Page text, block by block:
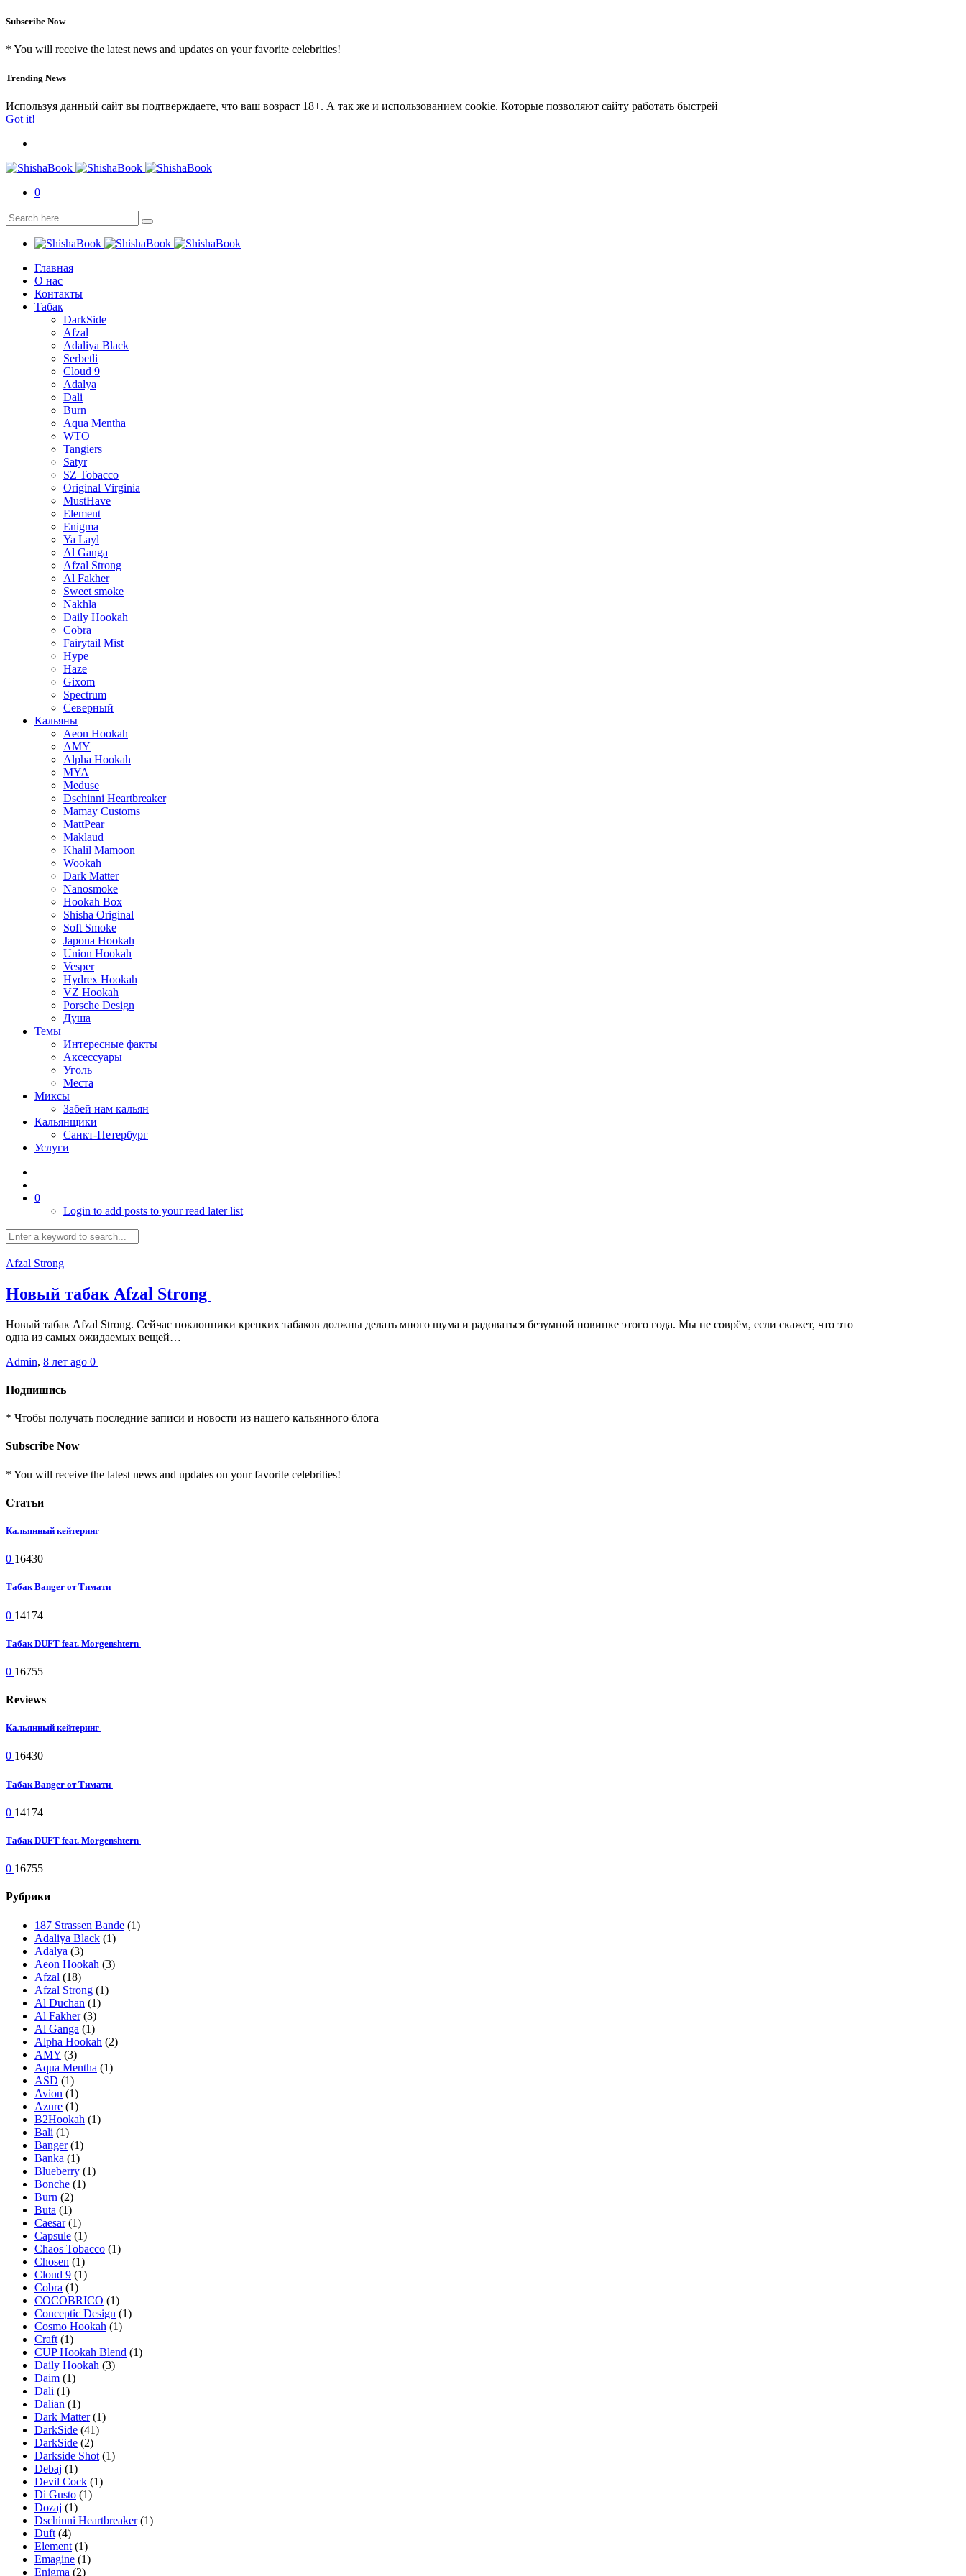
Subscribe Now
* You will receive the latest news and updates on your favorite celebrities!
Trending News
Используя данный сайт вы подтверждаете, что ваш возраст 18+. А так же и использованием cookie. Которые позволяют сайту работать быстрей
Got it!
0
Главная
О нас
Контакты
Табак
DarkSide
Afzal
Adaliya Black
Serbetli
Cloud 9
Adalya
Dali
Burn
Aqua Mentha
WTO
Tangiers
Satyr
SZ Tobacco
Original Virginia
MustHave
Element
Enigma
Ya Layl
Al Ganga
Afzal Strong
Al Fakher
Sweet smoke
Nakhla
Daily Hookah
Cobra
Fairytail Mist
Hype
Haze
Gixom
Spectrum
Северный
Кальяны
Aeon Hookah
AMY
Alpha Hookah
MYA
Meduse
Dschinni Heartbreaker
Mamay Customs
MattPear
Maklaud
Khalil Mamoon
Wookah
Dark Matter
Nanosmoke
Hookah Box
Shisha Original
Soft Smoke
Japona Hookah
Union Hookah
Vesper
Hydrex Hookah
VZ Hookah
Porsche Design
Душа
Темы
Интересные факты
Аксессуары
Уголь
Места
Миксы
Забей нам кальян
Кальянщики
Санкт-Петербург
Услуги
0
Login to add posts to your read later list
Afzal Strong
Новый табак Afzal Strong
Новый табак Afzal Strong. Сейчас поклонники крепких табаков должны делать много шума и радоваться безумной новинке этого года. Мы не соврём, если скажет, что это
одна из самых ожидаемых вещей…
Admin, 8 лет ago 0
Подпишись
* Чтобы получать последние записи и новости из нашего кальянного блога
Subscribe Now
* You will receive the latest news and updates on your favorite celebrities!
Статьи
Кальянный кейтеринг
0 16430
Табак Banger от Тимати
0 14174
Табак DUFT feat. Morgenshtern
0 16755
Reviews
Кальянный кейтеринг
0 16430
Табак Banger от Тимати
0 14174
Табак DUFT feat. Morgenshtern
0 16755
Рубрики
187 Strassen Bande (1)
Adaliya Black (1)
Adalya (3)
Aeon Hookah (3)
Afzal (18)
Afzal Strong (1)
Al Duchan (1)
Al Fakher(3)
Al Ganga (1)
Alpha Hookah (2)
AMY (3)
Aqua Mentha (1)
ASD (1)
Avion (1)
Azure (1)
B2Hookah (1)
Bali (1)
Banger(1)
Banka (1)
Blueberry (1)
Bonche (1)
Burn (2)
Buta (1)
Caesar(1)
Capsule (1)
Chaos Tobacco (1)
Chosen (1)
Cloud 9 (1)
Cobra (1)
COCOBRICO (1)
Conceptic Design (1)
Cosmo Hookah (1)
Craft (1)
CUP Hookah Blend (1)
Daily Hookah (3)
Daim (1)
Dali (1)
Dalian (1)
Dark Matter(1)
DarkSide (41)
DarkSide (2)
Darkside Shot (1)
Debaj (1)
Devil Cock (1)
Di Gusto (1)
Dozaj (1)
Dschinni Heartbreaker(1)
Duft (4)
Element (1)
Emagine (1)
Enigma (2)